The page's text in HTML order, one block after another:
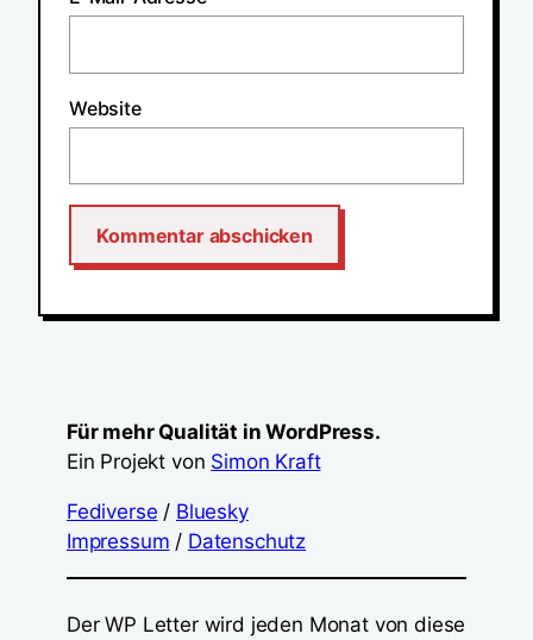
Website
Für mehr Qualität in WordPress.
Ein Projekt von Simon Kraft
Fediverse / Bluesky
Impressum / Datenschutz
Der WP Letter wird jeden Monat von diese